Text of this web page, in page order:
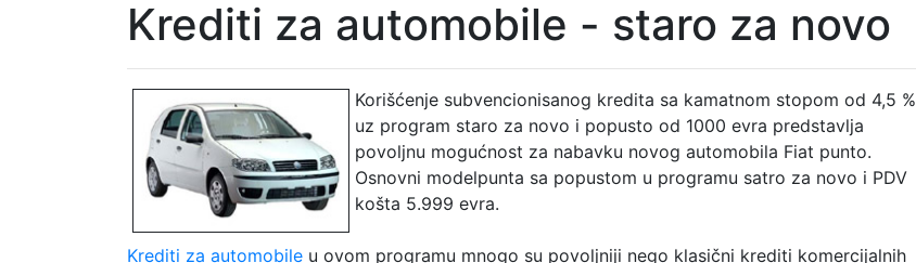
Krediti za automobile - staro za novo
Korišćenje subvencionisanog kredita sa kamatnom stopom od 4,5 %
uz program staro za novo i popusto od 1000 evra predstavlja
povoljnu mogućnost za nabavku novog automobila Fiat punto.
Osnovni modelpunta sa popustom u programu satro za novo i PDV
košta 5.999 evra.
Krediti za automobile u ovom programu mnogo su povoljniji nego klasični krediti komercijalnih